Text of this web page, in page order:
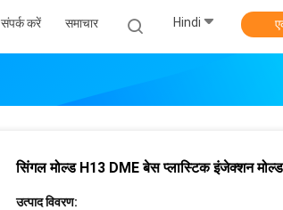
संपर्क करें समाचार Hindi
सिंगल मोल्ड H13 DME बेस प्लास्टिक इंजेक्शन मोल्ड
उत्पाद विवरण: